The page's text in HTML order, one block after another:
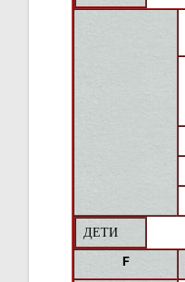
ДЕТИ
F